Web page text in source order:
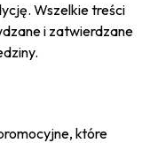
Wszelkie treści
i zatwierdzane
które